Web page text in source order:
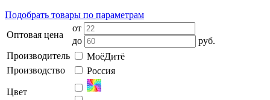
Подобрать товары по параметрам
Оптовая цена
от
до
руб.
Производитель
МоёДитё
Производство
Россия
Цвет